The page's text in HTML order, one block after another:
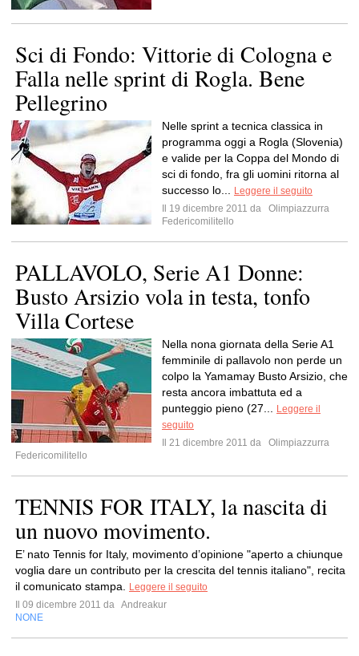
Sci di Fondo: Vittorie di Cologna e
Falla nelle sprint di Rogla. Bene
Pellegrino
Nelle sprint a tecnica classica in
programma oggi a Rogla (Slovenia)
e valide per la Coppa del Mondo di
sci di fondo, fra gli uomini ritorna al
successo lo...
Leggere il seguito
Il 19 dicembre 2011 da
Olimpiazzurra
Federicomilitello
PALLAVOLO, Serie A1 Donne:
Busto Arsizio vola in testa, tonfo
Villa Cortese
Nella nona giornata della Serie A1
femminile di pallavolo non perde un
colpo la Yamamay Busto Arsizio, che
resta ancora imbattuta ed a
punteggio pieno (27...
Leggere il
seguito
Il 21 dicembre 2011 da
Olimpiazzurra
Federicomilitello
TENNIS FOR ITALY, la nascita di
un nuovo movimento.
E’ nato Tennis for Italy, movimento d’opinione "aperto a chiunque
voglia dare un contributo per la crescita del tennis italiano", recita
il comunicato stampa.
Leggere il seguito
Il 09 dicembre 2011 da Andreakur
NONE